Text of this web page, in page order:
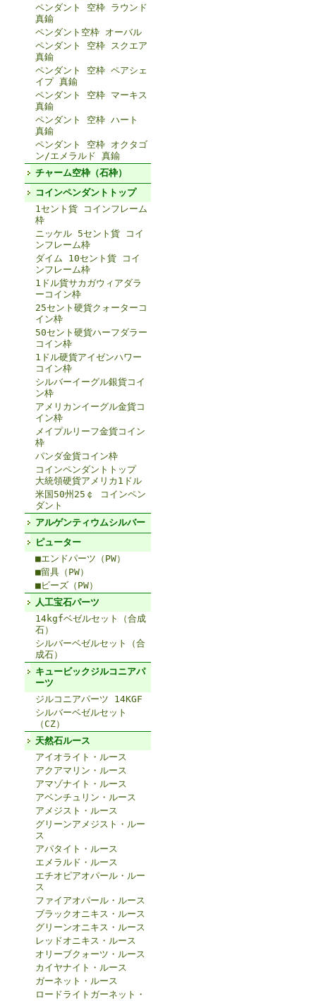
ペンダント 空枠 ラウンド
真鍮
ペンダント空枠 オーバル
ペンダント 空枠 スクエア
真鍮
ペンダント 空枠 ペアシェ
イプ 真鍮
ペンダント 空枠 マーキス
真鍮
ペンダント 空枠 ハート
真鍮
ペンダント 空枠 オクタゴ
ン/エメラルド 真鍮
チャーム空枠（石枠）
コインペンダントトップ
1セント貨 コインフレーム
枠
ニッケル 5セント貨 コイ
ンフレーム枠
ダイム 10セント貨 コイ
ンフレーム枠
1ドル貨サカガウィアダラ
ーコイン枠
25セント硬貨クォーターコ
イン枠
50セント硬貨ハーフダラー
コイン枠
1ドル硬貨アイゼンハワー
コイン枠
シルバーイーグル銀貨コイ
ン枠
アメリカンイーグル金貨コ
イン枠
メイプルリーフ金貨コイン
枠
パンダ金貨コイン枠
コインペンダントトップ
大統領硬貨アメリカ1ドル
米国50州25￠ コインペン
ダント
アルゲンティウムシルバー
ピューター
■エンドパーツ（PW）
■留具（PW）
■ビーズ（PW）
人工宝石パーツ
14kgfベゼルセット（合成
石）
シルバーベゼルセット（合
成石）
キュービックジルコニアパ
ーツ
ジルコニアパーツ 14KGF
シルバーベゼルセット
（CZ）
天然石ルース
アイオライト・ルース
アクアマリン・ルース
アマゾナイト・ルース
アベンチュリン・ルース
アメジスト・ルース
グリーンアメジスト・ルー
ス
アパタイト・ルース
エメラルド・ルース
エチオピアオパール・ルー
ス
ファイアオパール・ルース
ブラックオニキス・ルース
グリーンオニキス・ルース
レッドオニキス・ルース
オリーブクォーツ・ルース
カイヤナイト・ルース
ガーネット・ルース
ロードライトガーネット・